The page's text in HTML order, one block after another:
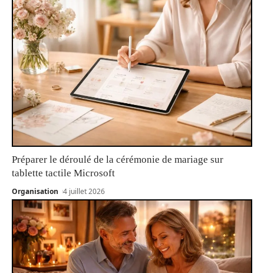
Préparer le déroulé de la cérémonie de mariage sur
tablette tactile Microsoft
Organisation 4 juillet 2026